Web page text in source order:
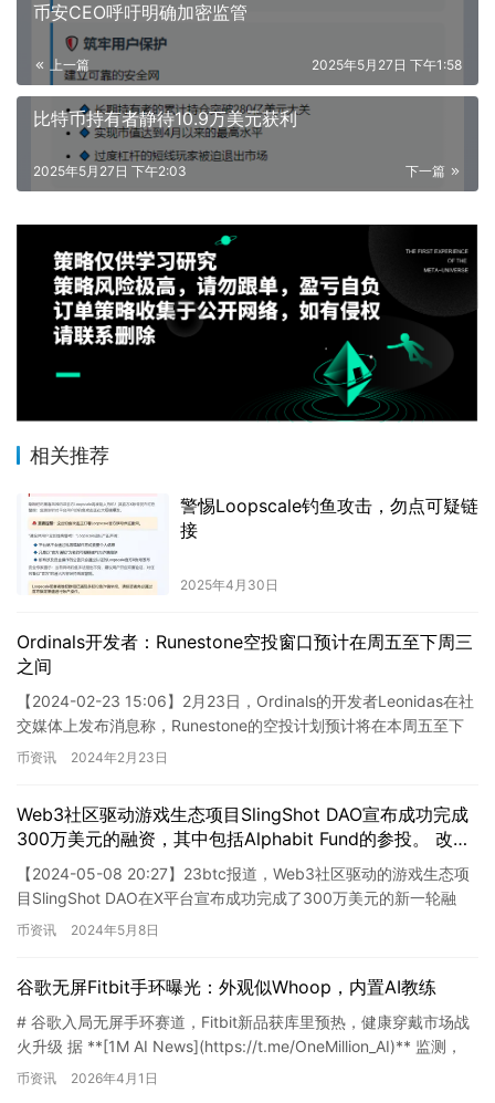
币安CEO呼吁明确加密监管
上一篇 2025年5月27日 下午1:58
比特币持有者静待10.9万美元获利
下一篇
2025年5月27日 下午2:03
相关推荐
警惕Loopscale钓鱼攻击，勿点可疑链
接
2025年4月30日
Ordinals开发者：Runestone空投窗口预计在周五至下周三
之间
【2024-02-23 15:06】2月23日，Ordinals的开发者Leonidas在社
交媒体上发布消息称，Runestone的空投计划预计将在本周五至下
周三之间展开。 据金色…
币资讯 2024年2月23日
Web3社区驱动游戏生态项目SlingShot DAO宣布成功完成
300万美元的融资，其中包括Alphabit Fund的参投。 改进
意见：将“Web3社区驱动游戏生态”改为“基于Web3的游戏
生态”，更突出该项目的基于Web3技术的性质。 新闻部分
中没有润色的内容。
【2024-05-08 20:27】23btc报道，Web3社区驱动的游戏生态项
目SlingShot DAO在X平台宣布成功完成了300万美元的新一轮融
资，其中Alphabit F…
币资讯 2024年5月8日
谷歌无屏Fitbit手环曝光：外观似Whoop，内置AI教练
# 谷歌入局无屏手环赛道，Fitbit新品获库里预热，健康穿戴市场战
火升级 据 **[1M AI News](https://t.me/OneMillion_AI)** 监测，
**…
币资讯 2026年4月1日